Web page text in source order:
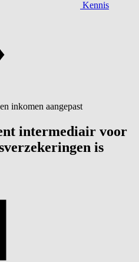
Kennis
inkomen aangepast
intermediair voor
is